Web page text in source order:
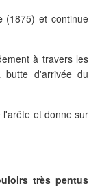
(1875) et continue
à travers les
d'arrivée du
et donne sur
très pentus